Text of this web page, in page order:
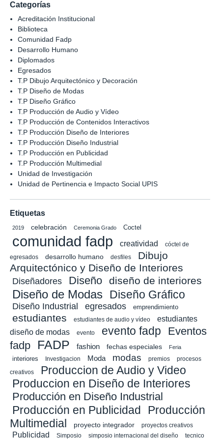
Categorías
Acreditación Institucional
Biblioteca
Comunidad Fadp
Desarrollo Humano
Diplomados
Egresados
T.P Dibujo Arquitectónico y Decoración
T.P Diseño de Modas
T.P Diseño Gráfico
T.P Producción de Audio y Vídeo
T.P Producción de Contenidos Interactivos
T.P Producción Diseño de Interiores
T.P Producción Diseño Industrial
T.P Producción en Publicidad
T.P Producción Multimedial
Unidad de Investigación
Unidad de Pertinencia e Impacto Social UPIS
Etiquetas
2019 celebración Ceremonia Grado Coctel
comunidad fadp creatividad
cóctel de
egresados
desarrollo humano desfiles
Dibujo
Arquitectónico y Diseño de Interiores
Diseñadores Diseño diseño de interiores
Diseño de Modas Diseño Gráfico
Diseño Industrial egresados emprendimiento
estudiantes estudiantes de audio y vídeo
estudiantes
diseño de modas
evento evento fadp
Eventos
fadp
FADP fashion fechas especiales Feria
interiores Investigacion Moda modas premios procesos
creativos Produccion de Audio y Video
Produccion en Diseño de Interiores
Producción en Diseño Industrial
Producción en Publicidad
Producción
Multimedial
proyecto integrador proyectos creativos
Publicidad Simposio simposio internacional del diseño
tecnico